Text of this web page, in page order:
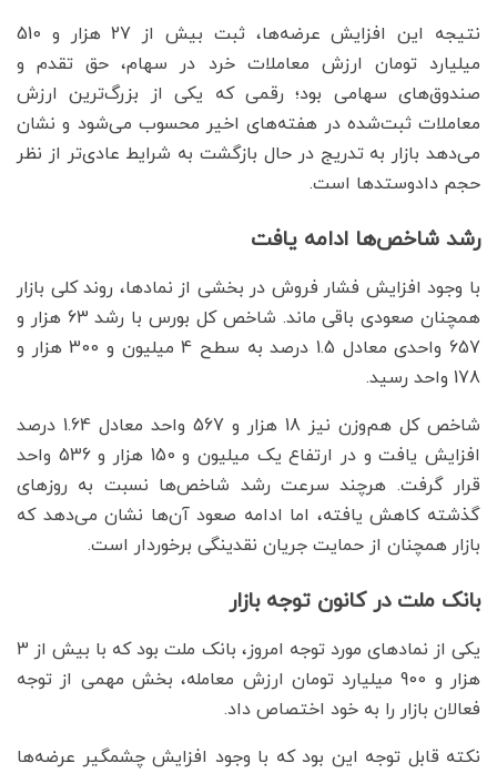
نتیجه این افزایش عرضه‌ها، ثبت بیش از 27 هزار و 510
میلیارد تومان ارزش معاملات خرد در سهام، حق تقدم و
صندوق‌های سهامی بود؛ رقمی که یکی از بزرگ‌ترین ارزش
معاملات ثبت‌شده در هفته‌های اخیر محسوب می‌شود و نشان
می‌دهد بازار به تدریج در حال بازگشت به شرایط عادی‌تر از نظر
حجم دادوستدها است.
رشد شاخص‌ها ادامه یافت
با وجود افزایش فشار فروش در بخشی از نمادها، روند کلی بازار
همچنان صعودی باقی ماند. شاخص کل بورس با رشد 63 هزار و
657 واحدی معادل 1.5 درصد به سطح 4 میلیون و 300 هزار و
178 واحد رسید.
شاخص کل هم‌وزن نیز 18 هزار و 567 واحد معادل 1.64 درصد
افزایش یافت و در ارتفاع یک میلیون و 150 هزار و 536 واحد
قرار گرفت. هرچند سرعت رشد شاخص‌ها نسبت به روزهای
گذشته کاهش یافته، اما ادامه صعود آن‌ها نشان می‌دهد که
بازار همچنان از حمایت جریان نقدینگی برخوردار است.
بانک ملت در کانون توجه بازار
یکی از نمادهای مورد توجه امروز، بانک ملت بود که با بیش از 3
هزار و 900 میلیارد تومان ارزش معامله، بخش مهمی از توجه
فعالان بازار را به خود اختصاص داد.
نکته قابل توجه این بود که با وجود افزایش چشمگیر عرضه‌ها